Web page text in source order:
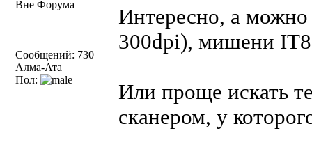
Вне Форума
Сообщений: 730
Алма-Ата
Пол:
Интересно, а можно
300dpi), мишени
Или проще искать
сканером, у